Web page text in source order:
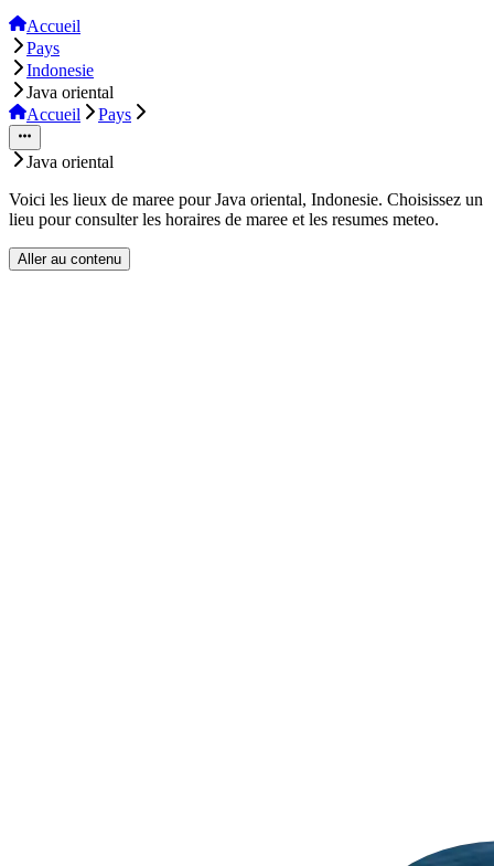
Accueil
Pays
Indonesie
Java oriental
Accueil
Pays
Java oriental
Voici les lieux de maree pour Java oriental, Indonesie. Choisissez un
lieu pour consulter les horaires de maree et les resumes meteo.
Aller au contenu